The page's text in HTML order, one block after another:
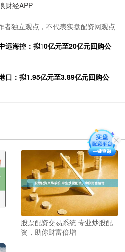
财经APP
者独立观点，不代表实盘配资网观点
远海控：拟10亿元至20亿元回购公
口：拟1.95亿元至3.89亿元回购公
股票配资交易系统 专业炒股配
资，助你财富倍增